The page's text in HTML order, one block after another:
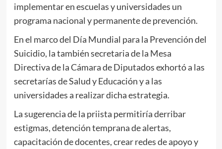
implementar en escuelas y universidades un
programa nacional y permanente de prevención.
En el marco del Día Mundial para la Prevención del
Suicidio, la también secretaria de la Mesa
Directiva de la Cámara de Diputados exhortó a las
secretarías de Salud y Educación y a las
universidades a realizar dicha estrategia.
La sugerencia de la priista permitiría derribar
estigmas, detención temprana de alertas,
capacitación de docentes, crear redes de apoyo y